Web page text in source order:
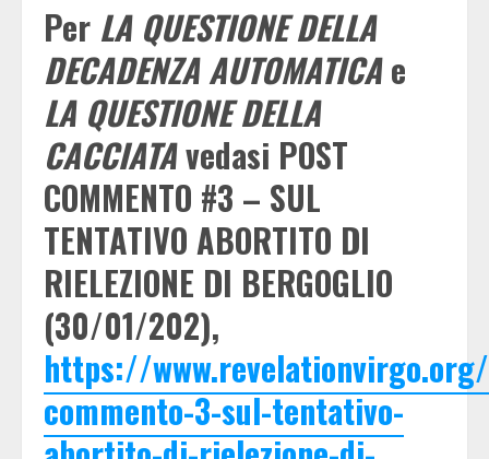
Per LA QUESTIONE DELLA
DECADENZA AUTOMATICAe
LA QUESTIONE DELLA
CACCIATAvedasi POST
COMMENTO #3 – SUL
TENTATIVO ABORTITO DI
RIELEZIONE DI BERGOGLIO
(30/01/202),
https://
commento-3-sul-tentativo-